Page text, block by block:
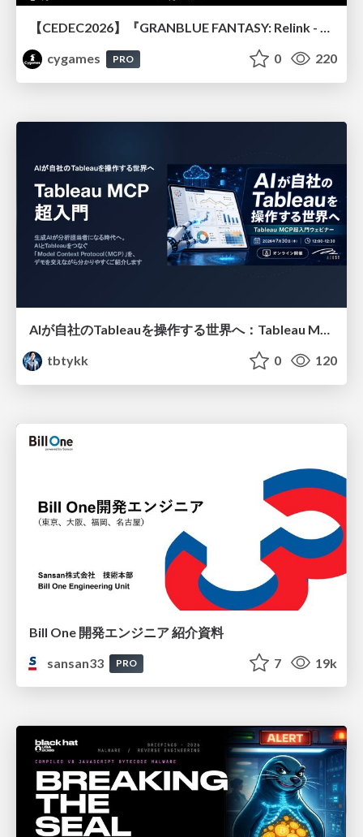
cygames
PRO 0 220
AIが自社のTableauを操作する世界へ：Tableau MCP超入門
tbtykk
0 120
Bill One 開発エンジニア 紹介資料
sansan33
PRO 7 19k